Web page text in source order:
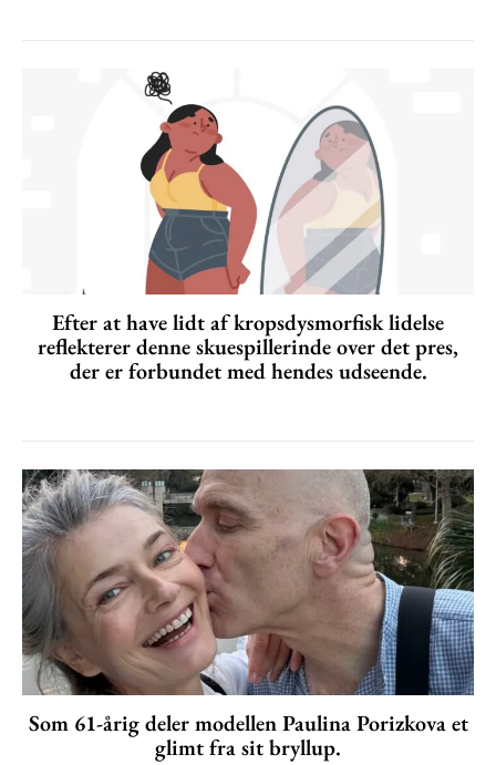
Efter at have lidt af kropsdysmorfisk lidelse
reflekterer denne skuespillerinde over det pres,
der er forbundet med hendes udseende.
Som 61-årig deler modellen Paulina Porizkova et
glimt fra sit bryllup.